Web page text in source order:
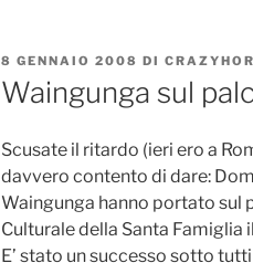
PUBBLICATO
IL
8 GENNAIO 2008 DI
Waingunga sul
Scusate il ritardo (ieri ero a
davvero contento di dare:
Waingunga hanno portato sul
Culturale della Santa Famiglia
E’ stato un successo sotto